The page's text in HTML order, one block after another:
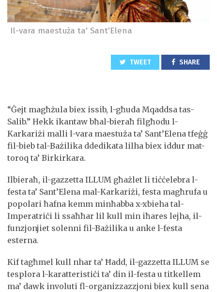
Il-vara maestuża ta' Sant'Elena
TWEET SHARE
“Ġejt magħżula biex issib, l-għuda Mqaddsa tas-
Salib.” Hekk ikantaw bħal-bieraħ filgħodu l-
Karkariżi malli l-vara maestuża ta’ Sant’Elena tfeġġ
fil-bieb tal-Bażilika ddedikata lilha biex iddur mat-
toroq ta’ Birkirkara.
Ilbieraħ, il-gazzetta ILLUM għażlet li tiċċelebra l-
festa ta’ Sant’Elena mal-Karkariżi, festa magħrufa u
popolari ħafna kemm minħabba x-xbieha tal-
Imperatriċi li ssaħħar lil kull min iħares lejha, il-
funzjonjiet solenni fil-Bażilika u anke l-festa
esterna.
Kif tagħmel kull nhar ta’ Ħadd, il-gazzetta ILLUM se
tesplora l-karatteristiċi ta’ din il-festa u titkellem
ma’ dawk involuti fl-organizzazzjoni biex kull sena